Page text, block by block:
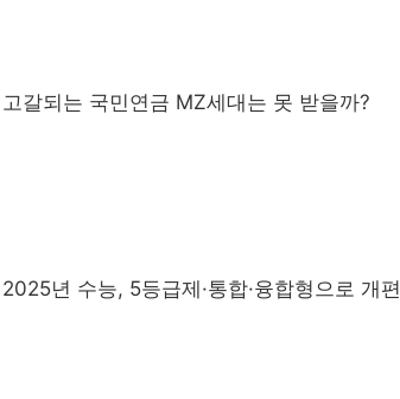
고갈되는 국민연금 MZ세대는 못 받을까?
2025년 수능, 5등급제·통합·융합형으로 개편